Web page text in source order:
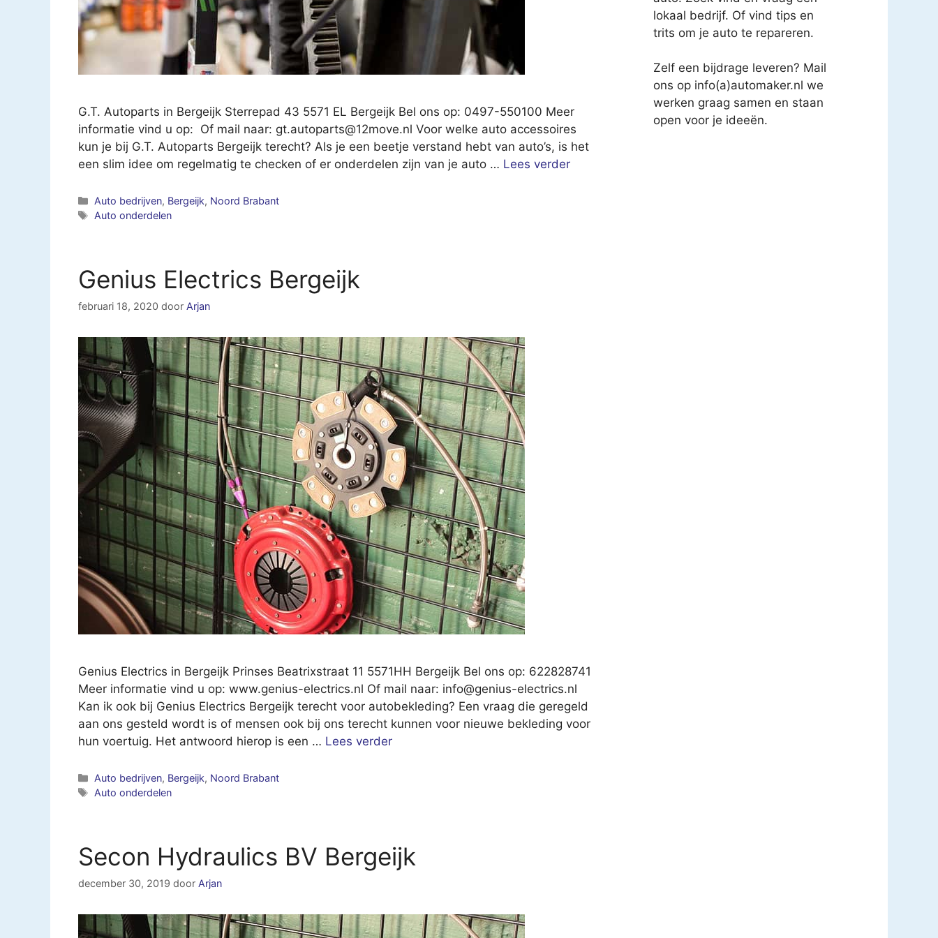
G.T. Autoparts in Bergeijk Sterrepad 43 5571 EL Bergeijk Bel ons op: 0497-550100 Meer
informatie vind u op: Of mail naar: gt.autoparts@12move.nl Voor welke auto accessoires
kun je bij G.T. Autoparts Bergeijk terecht? Als je een beetje verstand hebt van auto’s, is het
een slim idee om regelmatig te checken of er onderdelen zijn van je auto … Lees verder
Categorieën
Auto bedrijven, Bergeijk, Noord Brabant
Tags
Auto onderdelen
Genius Electrics Bergeijk
februari 18, 2020 door Arjan
Genius Electrics in Bergeijk Prinses Beatrixstraat 11 5571HH Bergeijk Bel ons op: 622828741
Meer informatie vind u op: www.genius-electrics.nl Of mail naar: info@genius-electrics.nl
Kan ik ook bij Genius Electrics Bergeijk terecht voor autobekleding? Een vraag die geregeld
aan ons gesteld wordt is of mensen ook bij ons terecht kunnen voor nieuwe bekleding voor
hun voertuig. Het antwoord hierop is een … Lees verder
Categorieën
Auto bedrijven, Bergeijk, Noord Brabant
Tags
Auto onderdelen
Secon Hydraulics BV Bergeijk
december 30, 2019 door Arjan
lokaal bedrijf. Of vind tips en
trits om je auto te repareren.
Zelf een bijdrage leveren? Mail
ons op info(a)automaker.nl we
werken graag samen en staan
open voor je ideeën.